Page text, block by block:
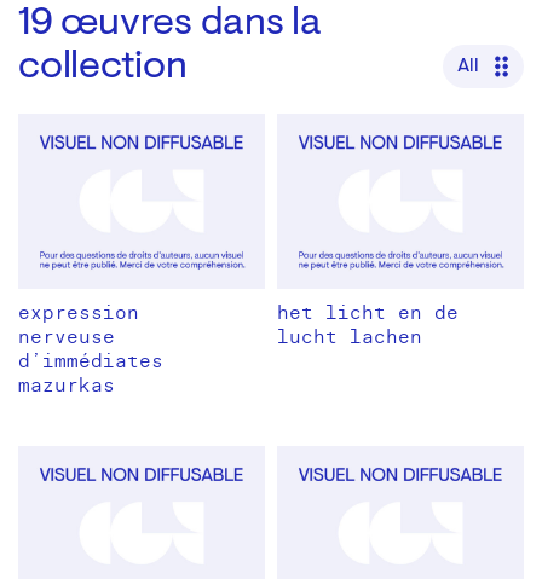
19 œuvres dans la
collection
All
expression
nerveuse
d’immédiates
mazurkas
het licht en de
lucht lachen